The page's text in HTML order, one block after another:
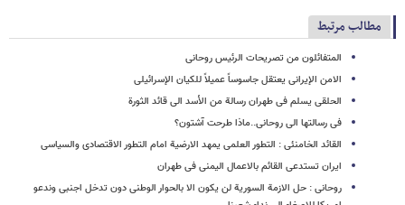
مطالب مرتبط
المتفائلون من تصریحات الرئیس روحانی
الامن الإیرانی یعتقل جاسوساً عمیلاً للکیان الإسرائیلی
الحلقی یسلم فی طهران رسالة من الأسد الى قائد الثورة
فی رسالتها الى روحانی..ماذا طرحت آشتون؟
القائد الخامنئی : التطور العلمی یمهد الارضیة امام التطور الاقتصادی والسیاسی
ایران تستدعی القائم بالاعمال الیمنی فی طهران
روحانی : حل الازمة السوریة لن یکون الا بالحوار الوطنی دون تدخل اجنبی وندعو